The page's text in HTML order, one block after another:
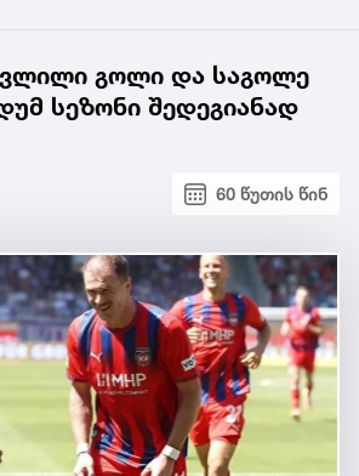
გოლი და საგოლე
სეზონი შედეგიანად
60 წუთის წინ